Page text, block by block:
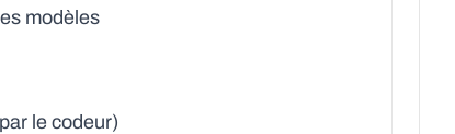
modèles
le codeur)